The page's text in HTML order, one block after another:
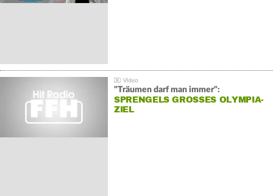
"Träumen darf man immer":
SPRENGELS GROSSES OLYMPIA-Z
IEL